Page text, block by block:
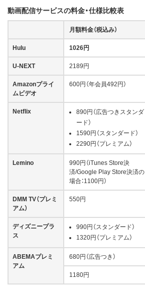
動画配信サービスの料金・仕様比較表
月額料金（税込み）
Hulu 1026円
U-NEXT 2189円
Amazonプライ
ムビデオ
600円（年会員492円）
Netflix
890円（広告つきスタンダ
ード）
1590円（スタンダード）
2290円（プレミアム）
Lemino
990円（iTunes Store決
済/Google Play Store決済の
場合：1100円）
DMM TV（プレミ
アム）
550円
ディズニープラ
ス
990円（スタンダード）
1320円（プレミアム）
ABEMAプレミ
アム
680円（広告つき）
1180円